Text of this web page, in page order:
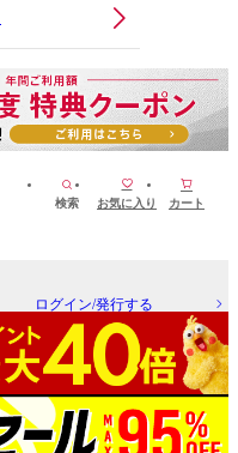
検索 お気に入り カート
ログイン/発行する